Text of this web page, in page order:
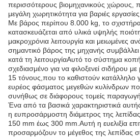
περισσότερους βιομηχανικούς χώρους,
μεγάλη χωρητικότητα για βαριές
Με βάρος περίπου 8.000 kg, το
κατασκευάζεται από υλικά υψηλής
μακροχρόνια λειτουργία και μειωμένες
σημαντικό βάρος της μηχανής
κατά τη λειτουργίαΑυτό το σύστημα
σχεδιασμένο για να φιλοξενεί σιδήρου
15 τόνους,που το καθιστούν κατάλληλο
ευρέος φάσματος μεγεθών κυλίνδρων
συνήθως σε διάφορους τομείς
Ένα από τα βασικά χαρακτηριστικά αυτής
η ευπροσάρμοστη διάμετρος της
150 mm έως 300 mm.Αυτή η ευελιξία
προσαρμόζουν το μέγεθος της λεπίδας